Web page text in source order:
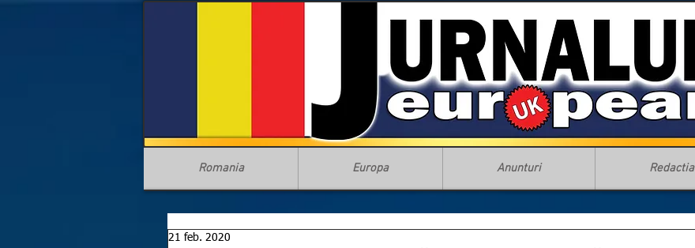
Romania Europa Anunturi Redactia
21 feb. 2020